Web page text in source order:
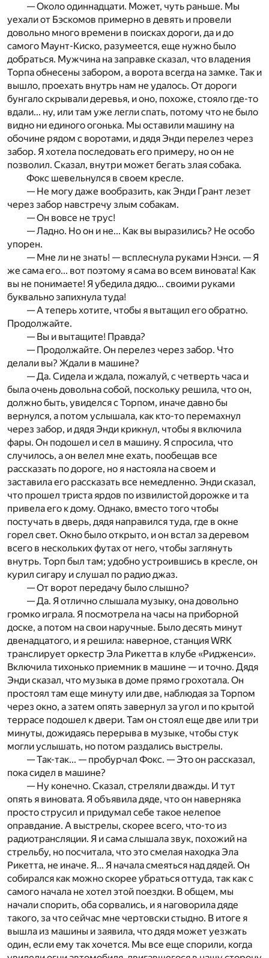
— Около одиннадцати. Может, чуть раньше. Мы
уехали от Бэскомов примерно в девять и провели
довольно много времени в поисках дороги, да и до
самого Маунт-Киско, разумеется, еще нужно было
добраться. Мужчина на заправке сказал, что владения
Торпа обнесены забором, а ворота всегда на замке. Так и
вышло, проехать внутрь нам не удалось. От дороги
бунгало скрывали деревья, и оно, похоже, стояло где-то
вдали... ну, или там уже легли спать, потому что не было
видно ни единого огонька. Мы оставили машину на
обочине рядом с воротами, и дядя Энди перелез через
забор. Я хотела последовать его примеру, но он не
позволил. Сказал, внутри может бегать злая собака.
Фокс шевельнулся в своем кресле.
— Не могу даже вообразить, как Энди Грант лезет
через забор навстречу злым собакам.
— Он вовсе не трус!
— Ладно. Но он и не... Как вы выразились? Не особо
упорен.
— Мне ли не знать! — всплеснула руками Нэнси. — Я
же сама его... вот поэтому я сама во всем виновата! Как
вы не понимаете! Я убедила дядю... своими руками
буквально запихнула туда!
— А теперь хотите, чтобы я вытащил его обратно.
Продолжайте.
— Вы и вытащите! Правда?
— Продолжайте. Он перелез через забор. Что
делали вы? Ждали в машине?
— Да. Сидела и ждала, пожалуй, с четверть часа и
была очень довольна собой, поскольку решила, что он,
должно быть, увиделся с Торпом, иначе давно бы
вернулся, а потом услышала, как кто-то перемахнул
через забор, и дядя Энди крикнул, чтобы я включила
фары. Он подошел и сел в машину. Я спросила, что
случилось, а он велел мне ехать, пообещав все
рассказать по дороге, но я настояла на своем и
заставила его рассказать все немедленно. Энди сказал,
что прошел триста ярдов по извилистой дорожке и та
привела его к дому. Однако, вместо того чтобы
постучать в дверь, дядя направился туда, где в окне
горел свет. Окно было открыто, и он встал за деревом
всего в нескольких футах от него, чтобы заглянуть
внутрь. Торп был там; удобно устроившись в кресле, он
курил сигару и слушал по радио джаз.
— От ворот передачу было слышно?
— Да. Я отлично слышала музыку, она довольно
громко играла. Я посмотрела на часы на приборной
доске, а потом на свои наручные. Было десять минут
двенадцатого, и я решила: наверное, станция WRK
транслирует оркестр Эла Рикетта в клубе «Ридженси».
Включила тихонько приемник в машине — и точно. Дядя
Энди сказал, что музыка в доме прямо грохотала. Он
простоял там еще минуту или две, наблюдая за Торпом
через окно, а затем опять завернул за угол и по крытой
террасе подошел к двери. Там он стоял еще две или три
минуты, дожидаясь перерыва в музыке, чтобы стук
могли услышать, но потом раздались выстрелы.
— Так-так... — пробурчал Фокс. — Это он рассказал,
пока сидел в машине?
— Ну конечно. Сказал, стреляли дважды. И тут
опять я виновата. Я объявила дяде, что он наверняка
просто струсил и придумал себе такое нелепое
оправдание. А выстрелы, скорее всего, что-то из
радиотрансляции. Я и сама слышала звук, похожий на
стрельбу, но посчитала, что это смелая находка Эла
Рикетта, не иначе. Я... Я начала смеяться над дядей. Он
собирался как можно скорее убраться оттуда, так как с
самого начала не хотел этой поездки. В общем, мы
начали спорить, оба сорвались, и я наговорила дяде
такого, за что сейчас мне чертовски стыдно. В итоге я
вышла из машины и заявила, что дядя может уезжать
один, если ему так хочется. Мы все еще спорили, когда